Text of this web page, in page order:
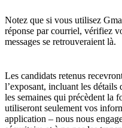
Notez que si vous utilisez
réponse par courriel, vérifiez
messages se retrouveraient là.
Les candidats retenus
l’exposant, incluant les détails
les semaines qui précèdent
utiliseront seulement vos
application – nous nous